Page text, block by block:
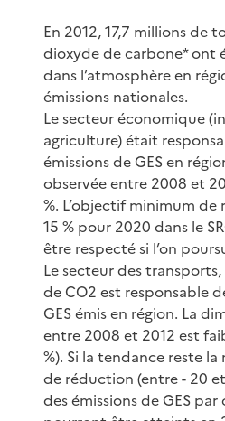
En 2012, 17,7 millions de
dioxyde de carbone* ont
dans l’atmosphère en
émissions nationales.
Le secteur économique
agriculture) était
émissions de GES en
observée entre 2008 et
%. L’objectif minimum
15 % pour 2020 dans le
être respecté si l’on
Le secteur des
de CO2 est responsable
GES émis en région. La
entre 2008 et 2012 est
%). Si la tendance reste
de réduction (entre - 20
des émissions de GES